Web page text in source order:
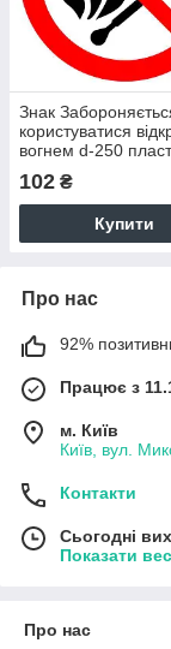
Знак
користуватися
вогнем d-250
102 ₴
Купити
Про нас
92%
Працює з
м. Київ
Київ, вул.
Контакти
Сьогодні
Показати
Про нас